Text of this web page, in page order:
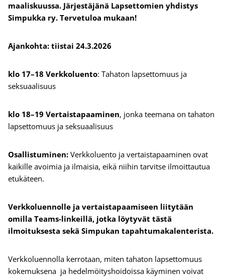
maaliskuussa. Järjestäjänä Lapsettomien yhdistys
Simpukka ry. Tervetuloa mukaan!
Ajankohta: tiistai 24.3.2026
klo 17–18 Verkkoluento: Tahaton lapsettomuus ja
seksuaalisuus
klo 18–19 Vertaistapaaminen, jonka teemana on tahaton
lapsettomuus ja seksuaalisuus
Osallistuminen: Verkkoluento ja vertaistapaaminen ovat
kaikille avoimia ja ilmaisia, eikä niihin tarvitse ilmoittautua
etukäteen.
Verkkoluennolle ja vertaistapaamiseen liitytään
omilla Teams-linkeillä, jotka löytyvät tästä
ilmoituksesta sekä Simpukan tapahtumakalenterista.
Verkkoluennolla kerrotaan, miten tahaton lapsettomuus
kokemuksena ja hedelmöityshoidoissa käyminen voivat